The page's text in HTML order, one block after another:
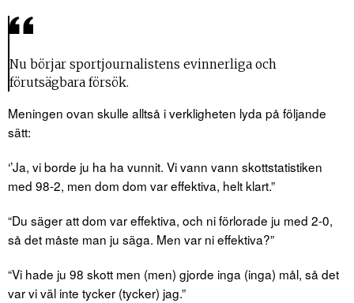
Nu börjar sportjournalistens evinnerliga och
förutsägbara försök.
Meningen ovan skulle alltså i verkligheten lyda på följande
sätt:
‘’Ja, vi borde ju ha ha vunnit. Vi vann vann skottstatistiken
med 98-2, men dom dom var effektiva, helt klart.”
“Du säger att dom var effektiva, och ni förlorade ju med 2-0,
så det måste man ju säga. Men var ni effektiva?”
“Vi hade ju 98 skott men (men) gjorde inga (inga) mål, så det
var vi väl inte tycker (tycker) jag.”